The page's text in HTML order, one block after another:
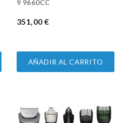
9 9660CC
PRECIO
351,00 €
AÑADIR AL CARRITO